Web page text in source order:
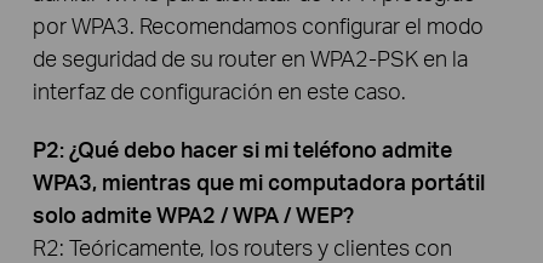
por WPA3. Recomendamos configurar el modo
de seguridad de su router en WPA2-PSK en la
interfaz de configuración en este caso.
P2: ¿Qué debo hacer si mi teléfono admite
WPA3, mientras que mi computadora portátil
solo admite WPA2 / WPA / WEP?
R2: Teóricamente, los routers y clientes con